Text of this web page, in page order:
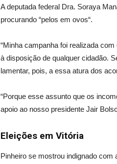
A deputada federal Dra. Soraya
procurando “pelos em ovos“.
“Minha campanha foi realizada
à disposição de qualquer cidadão.
lamentar, pois, a essa atura dos
“Porque esse assunto que os
apoio ao nosso presidente Jair
Eleições em Vitória
Pinheiro se mostrou indignado com